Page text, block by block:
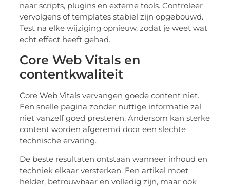
naar scripts, plugins en externe tools. Controleer
vervolgens of templates stabiel zijn opgebouwd.
Test na elke wijziging opnieuw, zodat je weet wat
echt effect heeft gehad.
Core Web Vitals en
contentkwaliteit
Core Web Vitals vervangen goede content niet.
Een snelle pagina zonder nuttige informatie zal
niet vanzelf goed presteren. Andersom kan sterke
content worden afgeremd door een slechte
technische ervaring.
De beste resultaten ontstaan wanneer inhoud en
techniek elkaar versterken. Een artikel moet
helder, betrouwbaar en volledig zijn, maar ook